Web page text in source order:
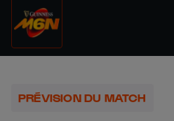
PRÉVISION DU MATCH